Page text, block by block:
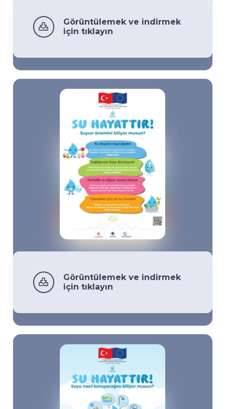
Görüntülemek ve indirmek
için tıklayın
Görüntülemek ve indirmek
için tıklayın